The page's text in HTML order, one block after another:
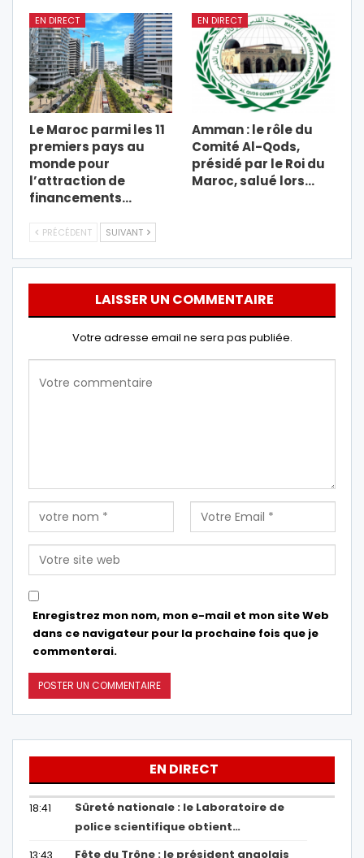
EN DIRECT
Le Maroc parmi les 11
premiers pays au
monde pour
l’attraction de
financements…
EN DIRECT
Amman : le rôle du
Comité Al-Qods,
présidé par le Roi du
Maroc, salué lors…
PRÉCÉDENT SUIVANT
LAISSER UN COMMENTAIRE
Votre adresse email ne sera pas publiée.
Enregistrez mon nom, mon e-mail et mon site Web
dans ce navigateur pour la prochaine fois que je
commenterai.
EN DIRECT
18:41
Sûreté nationale : le Laboratoire de
police scientifique obtient…
Fête du Trône : le président angolais